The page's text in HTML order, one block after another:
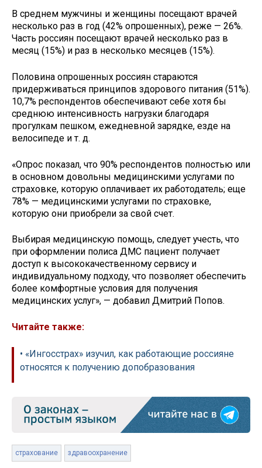
В среднем мужчины и женщины посещают врачей
несколько раз в год (42% опрошенных), реже — 26%.
Часть россиян посещают врачей несколько раз в
месяц (15%) и раз в несколько месяцев (15%).
Половина опрошенных россиян стараются
придерживаться принципов здорового питания (51%).
10,7% респондентов обеспечивают себе хотя бы
среднюю интенсивность нагрузки благодаря
прогулкам пешком, ежедневной зарядке, езде на
велосипеде и т. д.
«Опрос показал, что 90% респондентов полностью или
в основном довольны медицинскими услугами по
страховке, которую оплачивает их работодатель; еще
78% — медицинскими услугами по страховке,
которую они приобрели за свой счет.
Выбирая медицинскую помощь, следует учесть, что
при оформлении полиса ДМС пациент получает
доступ к высококачественному сервису и
индивидуальному подходу, что позволяет обеспечить
более комфортные условия для получения
медицинских услуг», — добавил Дмитрий Попов.
Читайте также:
• «Ингосстрах» изучил, как работающие россияне
относятся к получению допобразования
страхование здравоохранение